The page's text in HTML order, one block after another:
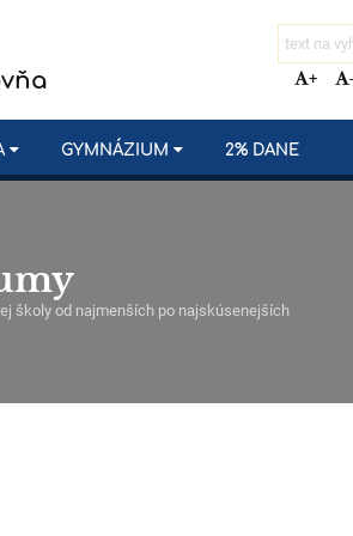
+ -
GYMNÁZIUM 2% DANE
školy od najmenších po najskúsenejších